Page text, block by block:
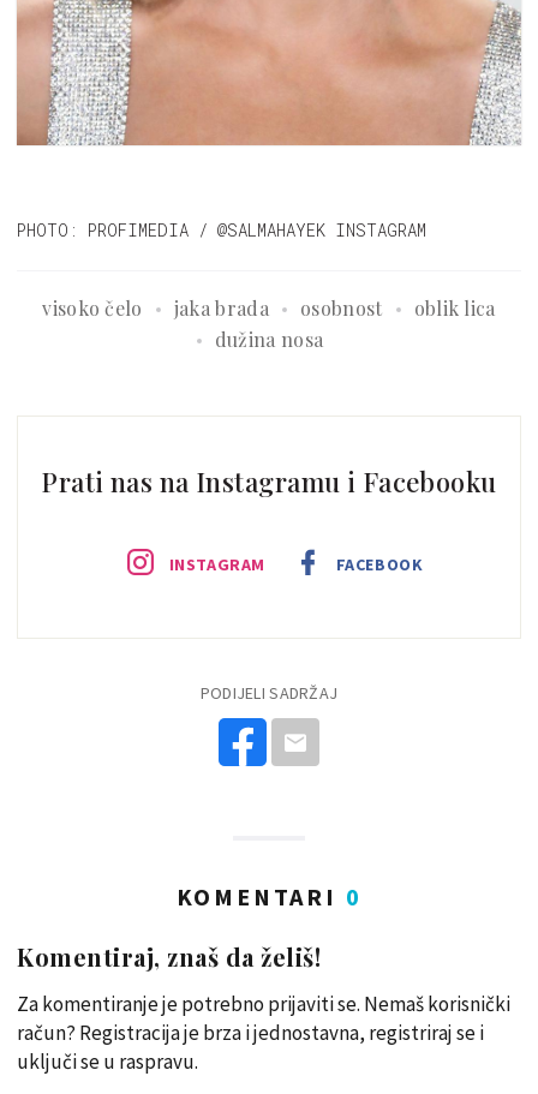
PHOTO: PROFIMEDIA / @SALMAHAYEK INSTAGRAM
visoko čelo jaka brada osobnost
oblik lica
dužina nosa
Prati nas na Instagramu i Facebooku
INSTAGRAM FACEBOOK
PODIJELI SADRŽAJ
KOMENTARI 0
Komentiraj, znaš da želiš!
Za komentiranje je potrebno prijaviti se. Nemaš korisnički
račun? Registracija je brza i jednostavna, registriraj se i
uključi se u raspravu.